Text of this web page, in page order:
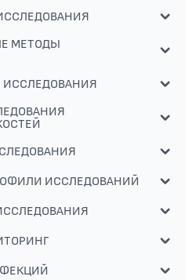
МЕТОДЫ
ИССЛЕДОВАНИЯ
ИССЛЕДОВАНИЙ